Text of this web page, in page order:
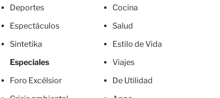
Deportes
Espectáculos
Sintetika
Especiales
Foro Excélsior
Cocina
Salud
Estilo de Vida
Viajes
De Utilidad